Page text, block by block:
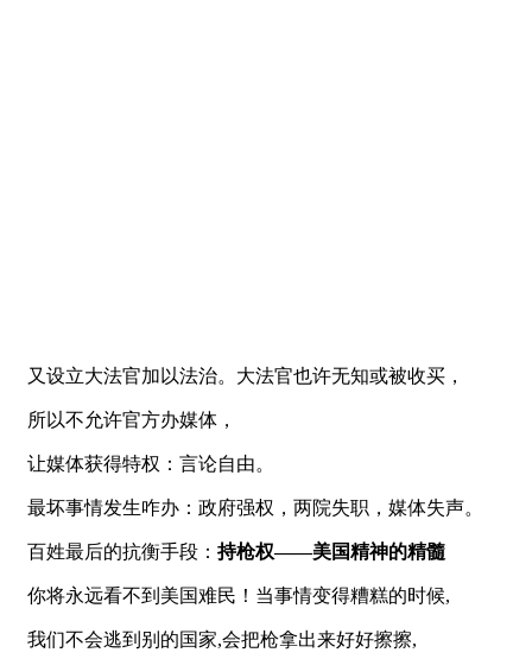
又设立大法官加以法治。大法官也许无知或被收买，
所以不允许官方办媒体，
让媒体获得特权：言论自由。
最坏事情发生咋办：政府强权，两院失职，媒体失声。
百姓最后的抗衡手段： 持枪权——美国精神的精髓
你将永远看不到美国难民！当事情变得糟糕的时候,
我们不会逃到别的国家,会把枪拿出来好好擦擦,